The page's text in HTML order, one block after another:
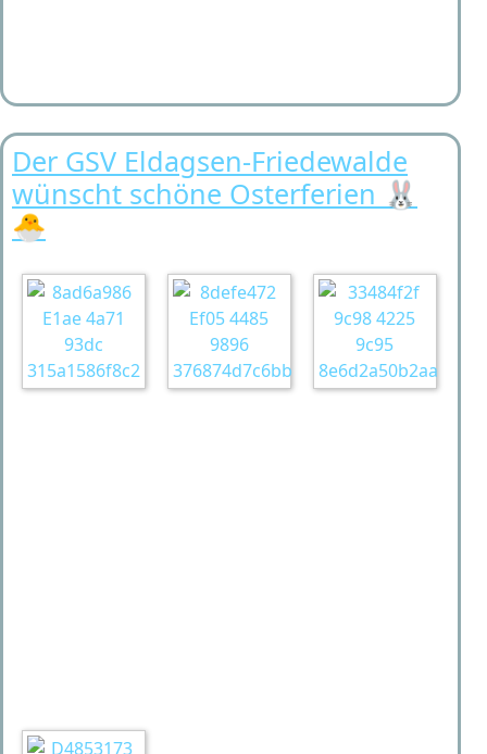
Der GSV Eldagsen-Friedewalde
wünscht schöne Osterferien 🐰
🐣